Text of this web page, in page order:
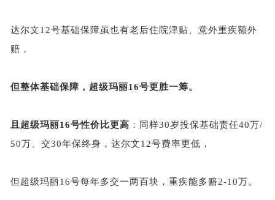
达尔文12号基础保障虽也有老后住院津贴、意外重疾额外
赔，
但整体基础保障，超级玛丽16号更胜一筹。
且超级玛丽16号性价比更高 ：同样30岁投保基础责任40万/
50万、交30年保终身，达尔文12号费率更低，
但超级玛丽16号每年多交一两百块，重疾能多赔2-10万。